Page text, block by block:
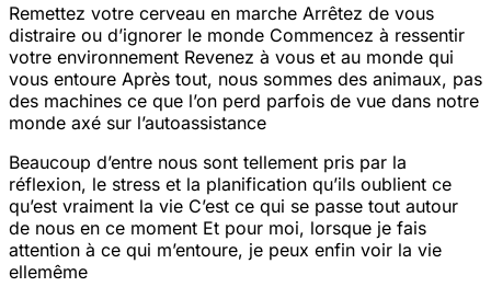
Remettez votre cerveau en marche Arrêtez de vous
distraire ou d’ignorer le monde Commencez à ressentir
votre environnement Revenez à vous et au monde qui
vous entoure Après tout, nous sommes des animaux, pas
des machines ce que l’on perd parfois de vue dans notre
monde axé sur l’autoassistance
Beaucoup d’entre nous sont tellement pris par la
réflexion, le stress et la planification qu’ils oublient ce
qu’est vraiment la vie C’est ce qui se passe tout autour
de nous en ce moment Et pour moi, lorsque je fais
attention à ce qui m’entoure, je peux enfin voir la vie
ellemême